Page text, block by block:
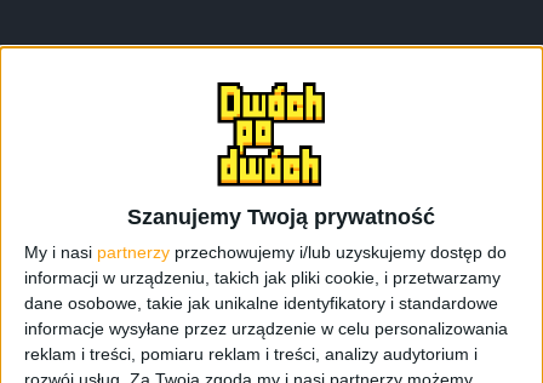
Szanujemy Twoją prywatność
My i nasi partnerzy przechowujemy i/lub uzyskujemy dostęp do
informacji w urządzeniu, takich jak pliki cookie, i przetwarzamy
dane osobowe, takie jak unikalne identyfikatory i standardowe
informacje wysyłane przez urządzenie w celu personalizowania
reklam i treści, pomiaru reklam i treści, analizy audytorium i
rozwój usług. Za Twoją zgodą my i nasi partnerzy możemy